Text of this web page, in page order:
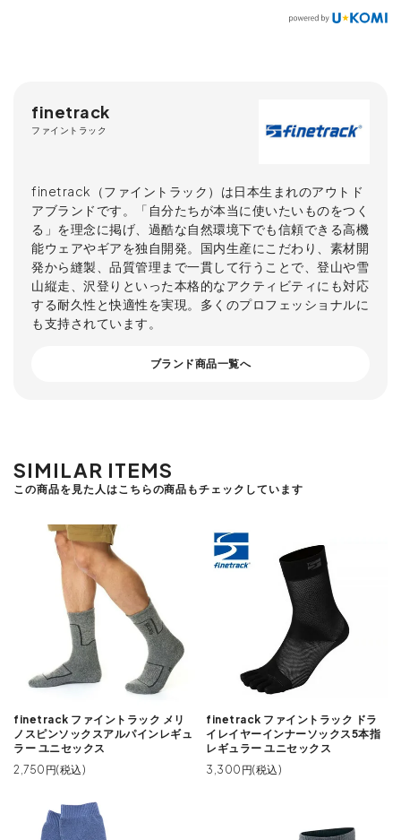
finetrack
ファイントラック
finetrack（ファイントラック）は日本生まれのアウトド
アブランドです。「自分たちが本当に使いたいものをつく
る」を理念に掲げ、過酷な自然環境下でも信頼できる高機
能ウェアやギアを独自開発。国内生産にこだわり、素材開
発から縫製、品質管理まで一貫して行うことで、登山や雪
山縦走、沢登りといった本格的なアクティビティにも対応
する耐久性と快適性を実現。多くのプロフェッショナルに
も支持されています。
ブランド商品一覧へ
SIMILAR ITEMS
この商品を見た人はこちらの商品もチェックしています
finetrack ファイントラック メリ
ノスピンソックスアルパインレギュ
ラー ユニセックス
2,750円(税込)
finetrack ファイントラック ドラ
イレイヤーインナーソックス5本指
レギュラー ユニセックス
3,300円(税込)